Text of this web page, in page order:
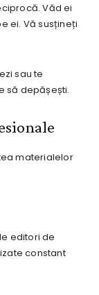
Văd ei
ei. Vă susțineți
sau te
să depășești.
materialelor
editori de
constant